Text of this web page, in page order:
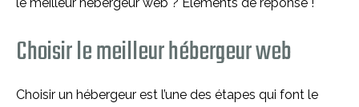
Choisir le meilleur hébergeur web
Choisir un hébergeur est l’une des étapes qui font le